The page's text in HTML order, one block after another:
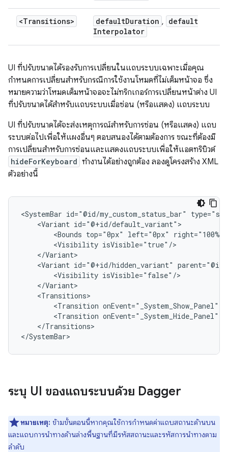
<Transitions> defaultDuration ,
default
Interpolator
UI ที่ปรับขนาดได้รองรับการเปลี่ยนในแถบระบบเฉพาะเมื่อคุณ
กำหนดการเปลี่ยนสำหรับกรณีการใช้งานโหมดที่ไม่เต็มหน้าจอ ซึ่ง
หมายความว่าโหมดเต็มหน้าจอจะไม่ทริกเกอร์การเปลี่ยนหน้าต่าง UI
ที่ปรับขนาดได้สำหรับแถบระบบเมื่อซ่อน (หรือแสดง) แถบระบบ
UI ที่ปรับขนาดได้จะส่งเหตุการณ์สำหรับการซ่อน (หรือแสดง) แถบ
ระบบต่อไปเพื่อให้แผงอื่นๆ ตอบสนองได้ตามต้องการ ขณะที่ต้องมี
การเปลี่ยนสำหรับการซ่อนและแสดงแถบระบบเพื่อให้แอตทริบิวต์
hideForKeyboard ทำงานได้อย่างถูกต้อง ลองดูโครงสร้าง XML
ตัวอย่างนี้
<SystemBar id="@id/my_custom_status_bar"
<Variant
<Bounds top="0px" left="0px"
right="100%"
<Visibility
<Variant id="@+id/hidden_variant"
<Visibility
<Transition onEvent="_System_Show_Panel"
<Transition onEvent="_System_Hide_Panel"
</Transitions>
ระบุ UI ของแถบระบบด้วย Dagger
หมายเหตุ: ข้ามขั้นตอนนี้หากคุณใช้การกำหนดค่าแถบสถานะด้านบน
และแถบการนำทางด้านล่างพื้นฐานที่มีรหัสสถานะและรหัสการนำทางตาม
ลำดับ